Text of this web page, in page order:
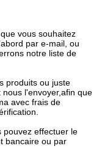
vous souhaitez
par e-mail, ou
notre liste de
produits ou juste
l'envoyer,afin que
avec frais de
pouvez effectuer le
bancaire ou par